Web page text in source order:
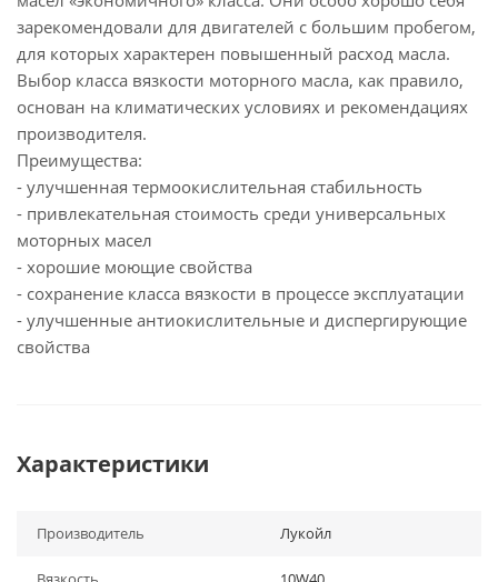
зарекомендовали для двигателей с большим пробегом,
для которых характерен повышенный расход масла.
Выбор класса вязкости моторного масла, как правило,
основан на климатических условиях и рекомендациях
производителя.
Преимущества:
- улучшенная термоокислительная стабильность
- привлекательная стоимость среди универсальных
моторных масел
- хорошие моющие свойства
- сохранение класса вязкости в процессе эксплуатации
- улучшенные антиокислительные и диспергирующие
свойства
Характеристики
Производитель Лукойл